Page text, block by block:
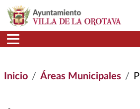
Pasar al contenido principal
Inicio Áreas Municipales